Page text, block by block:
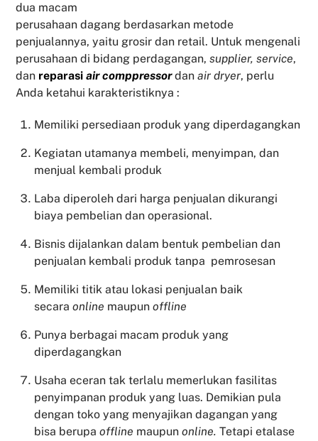
dua macam
perusahaan dagang berdasarkan metode
penjualannya, yaitu grosir dan retail. Untuk mengenali
perusahaan di bidang perdagangan,supplier, service,
dan reparasiair comppressordanair dryer, perlu
Anda ketahui karakteristiknya :
Memiliki persediaan produk yang diperdagangkan
Kegiatan utamanya membeli, menyimpan, dan
menjual kembali produk
Laba diperoleh dari harga penjualan dikurangi
biaya pembelian dan operasional.
Bisnis dijalankan dalam bentuk pembelian dan
penjualan kembali produk tanpa pemrosesan
Memiliki titik atau lokasi penjualan baik
secara online maupun offline
Punya berbagai macam produk yang
diperdagangkan
Usaha eceran tak terlalu memerlukan fasilitas
penyimpanan produk yang luas. Demikian pula
dengan toko yang menyajikan dagangan yang
bisa berupa offline maupun online. Tetapi etalase